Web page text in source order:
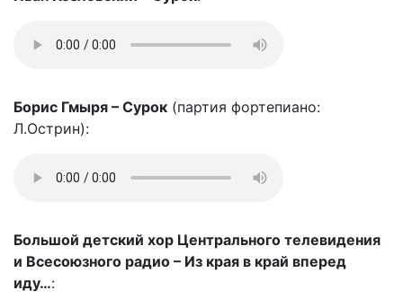
Борис Гмыря – Сурок (партия фортепиано:
Л.Острин):
Большой детский хор Центрального телевидения
и Всесоюзного радио – Из края в край вперед
иду…: